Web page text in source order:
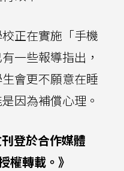
正在實施「手機
一些報導指出，
會更不願意在睡
因為補償心理。
登於合作媒體
權轉載。》